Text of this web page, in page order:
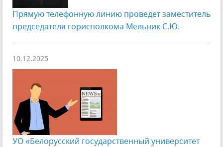
Прямую телефонную линию проведет заместитель
председателя горисполкома Мельник С.Ю.
10.12.2025
УО «Белорусский государственный университет